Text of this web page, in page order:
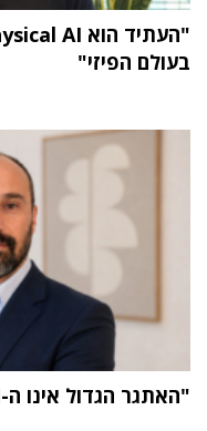
בעולם הפיזי"
"האתגר הגדול אינו ה-AI אלא הטמעתה בארגון"